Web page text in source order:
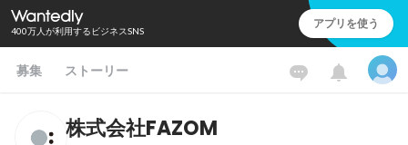
400万人が利用するビジネスSNS アプリを使う
募集 ストーリー
株式会社FAZOM